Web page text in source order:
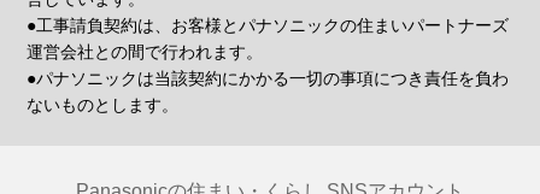
●工事請負契約は、お客様とパナソニックの住まいパートナーズ
運営会社との間で行われます。
●パナソニックは当該契約にかかる一切の事項につき責任を負わ
ないものとします。